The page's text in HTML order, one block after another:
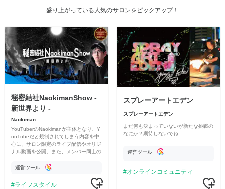
盛り上がっている人気のサロンをピックアップ！
秘密結社NaokimanShow -
新世界より -
Naokiman
YouTuberのNaokimanが主体となり、Y
ouTubeだと規制されてしまう内容を中
心に、サロン限定のライブ配信やオリジ
ナル動画を公開。また、メンバー同士の
ただいています。
運営ツール
ライフスタイル
スプレーアートエデン
スプレーアートエデン
まだ何も決まっていないが新たな挑戦の
なにか？期待しないでね
運営ツール
オンラインコミュニティ